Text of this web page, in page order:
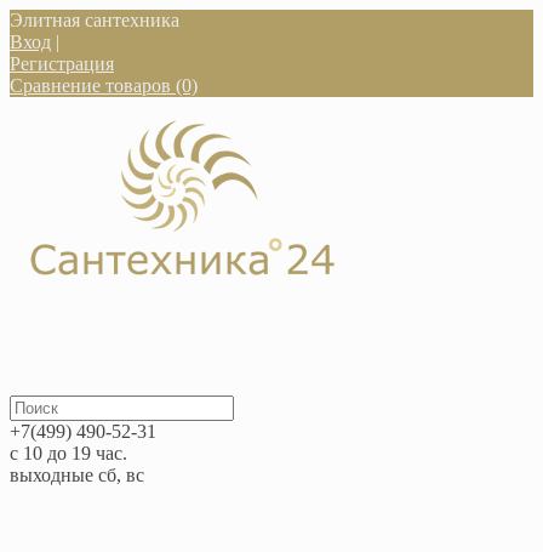
Элитная сантехника
Вход |
Регистрация
Сравнение товаров (0)
+7(499) 490-52-31
с 10 до 19 час.
выходные сб, вс